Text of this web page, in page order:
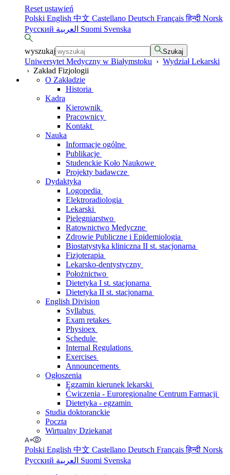
Reset ustawień
Polski English 中文 Castellano Deutsch Françaisहिन्दी Norsk
Русский
Suomi Svenska
wyszukaj Szukaj
Uniwersytet Medyczny w Białymstoku › Wydział Lekarski
› Zakład Fizjologii
O Zakładzie
Historia
Kadra
Kierownik
Pracownicy
Kontakt
Nauka
Informacje ogólne
Publikacje
Studenckie Koło Naukowe
Projekty badawcze
Dydaktyka
Logopedia
Elektroradiologia
Lekarski
Pielęgniarstwo
Ratownictwo Medyczne
Zdrowie Publiczne i Epidemiologia
Biostatystyka kliniczna II st. stacjonarna
Fizjoterapia
Lekarsko-dentystyczny
Położnictwo
Dietetyka I st. stacjonarna
Dietetyka II st. stacjonarna
English Division
Syllabus
Exam retakes
Physioex
Schedule
Internal Regulations
Exercises
Announcements
Ogłoszenia
Egzamin kierunek lekarski
Ćwiczenia - Euroregionalne Centrum Farmacji
Dietetyka - egzamin
Studia doktoranckie
Poczta
Wirtualny Dziekanat
Polski English 中文 Castellano Deutsch Françaisहिन्दी Norsk
Русский
Suomi Svenska